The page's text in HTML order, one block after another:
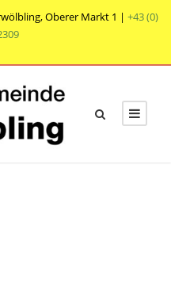
Oberer Markt 1 | +43 (0)